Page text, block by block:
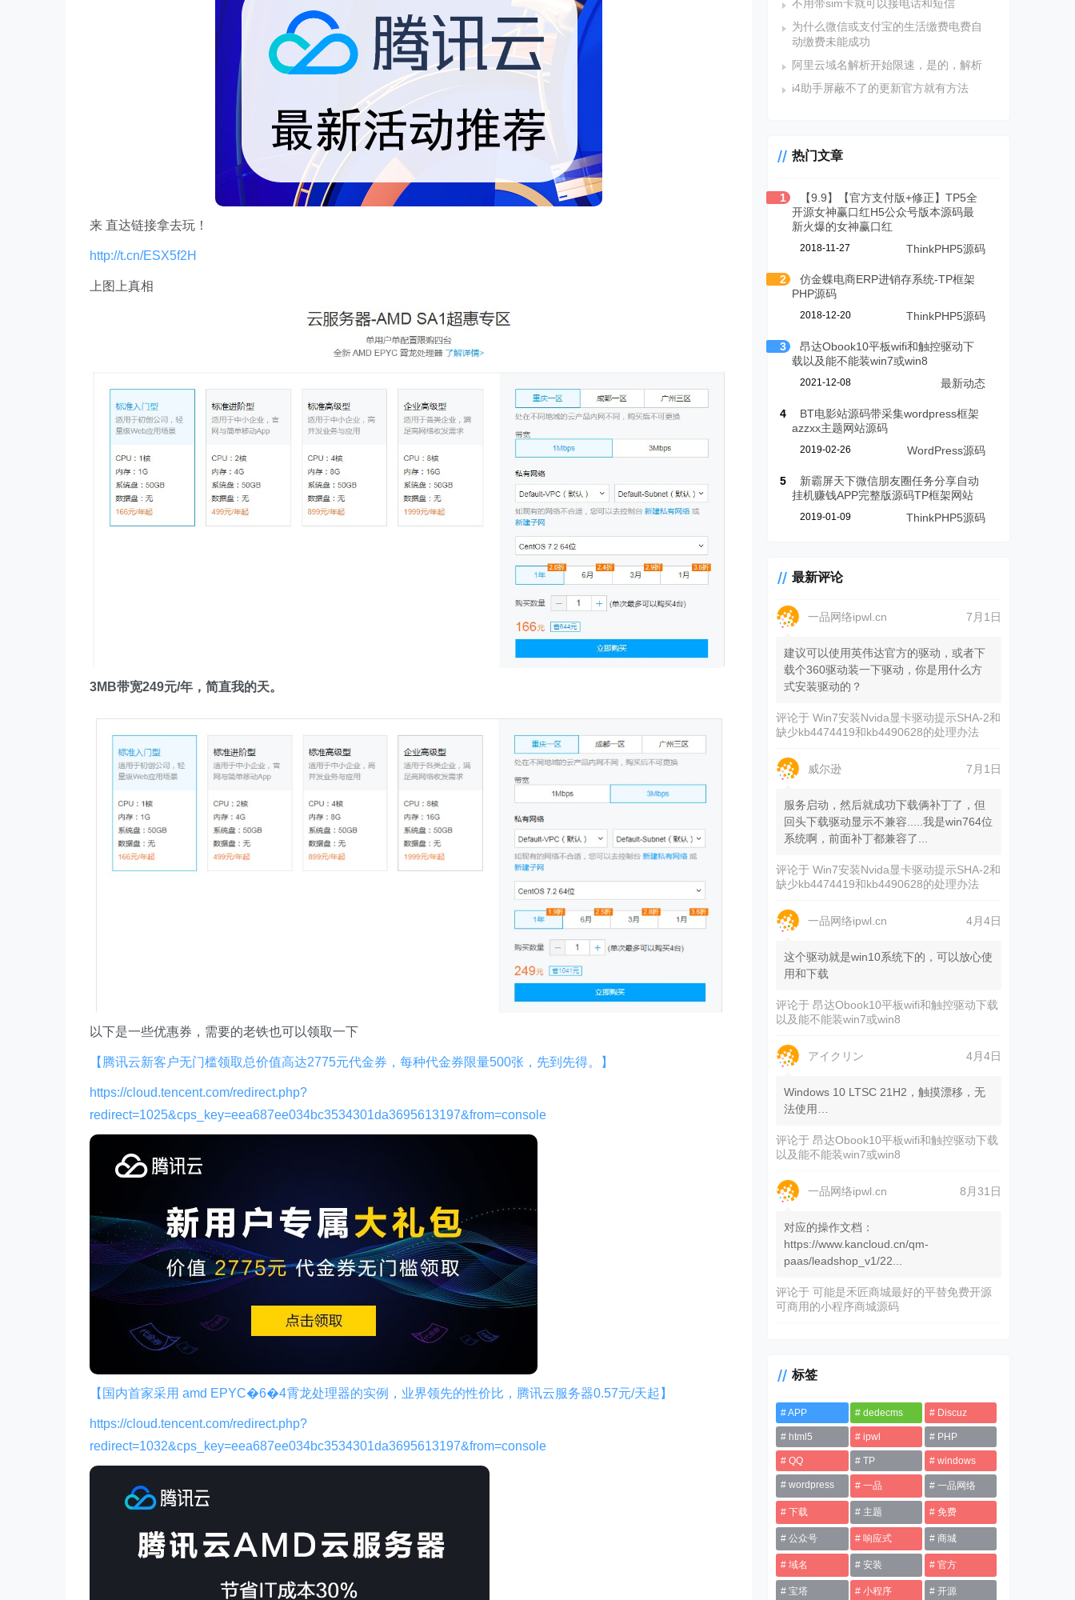
来 直达链接拿去玩！
http://t.cn/ESX5f2H
上图上真相
3MB带宽249元/年，简直我的天。
以下是一些优惠券，需要的老铁也可以领取一下
【腾讯云新客户无门槛领取总价值高达2775元代金券，每种代金券限量500张，先到先得。】
https://cloud.tencent.com/redirect.php?
redirect=1025&cps_key=eea687ee034bc3534301da3695613197&from=console
【国内首家采用 amd EPYC�6�4霄龙处理器的实例，业界领先的性价比，腾讯云服务器0.57元/天起】
https://cloud.tencent.com/redirect.php?
redirect=1032&cps_key=eea687ee034bc3534301da3695613197&from=console
不用带sim卡就可以接电话和短信
为什么微信或支付宝的生活缴费电费自
动缴费未能成功
阿里云域名解析开始限速，是的，解析
i4助手屏蔽不了的更新官方就有方法
热门文章
1
【9.9】【官方支付版+修正】TP5全
开源女神赢口红H5公众号版本源码最
新火爆的女神赢口红
2018-11-27 ThinkPHP5源码
2
仿金蝶电商ERP进销存系统-TP框架
PHP源码
2018-12-20 ThinkPHP5源码
3
昂达Obook10平板wifi和触控驱动下
载以及能不能装win7或win8
2021-12-08 最新动态
4
BT电影站源码带采集wordpress框架
azzxx主题网站源码
2019-02-26 WordPress源码
5
新霸屏天下微信朋友圈任务分享自动
挂机赚钱APP完整版源码TP框架网站
2019-01-09 ThinkPHP5源码
最新评论
一品网络ipwl.cn 7月1日
建议可以使用英伟达官方的驱动，或者下
载个360驱动装一下驱动，你是用什么方
式安装驱动的？
评论于Win7安装Nvida显卡驱动提示SHA-2和
缺少kb4474419和kb4490628的处理办法
威尔逊 7月1日
服务启动，然后就成功下载俩补丁了，但
回头下载驱动显示不兼容.....我是win764位
系统啊，前面补丁都兼容了...
评论于Win7安装Nvida显卡驱动提示SHA-2和
缺少kb4474419和kb4490628的处理办法
一品网络ipwl.cn 4月4日
这个驱动就是win10系统下的，可以放心使
用和下载
评论于昂达Obook10平板wifi和触控驱动下载
以及能不能装win7或win8
アイクリン 4月4日
Windows 10 LTSC 21H2，触摸漂移，无
法使用…
评论于昂达Obook10平板wifi和触控驱动下载
以及能不能装win7或win8
一品网络ipwl.cn 8月31日
对应的操作文档：
https://www.kancloud.cn/qm-
paas/leadshop_v1/22...
评论于可能是禾匠商城最好的平替免费开源
可商用的小程序商城源码
标签
APP dedecms Discuz
html5 ipwl PHP
QQ TP windows
wordpress 一品 一品网络
下载 主题 免费
公众号 响应式 商城
域名 安装 官方
宝塔 小程序 开源